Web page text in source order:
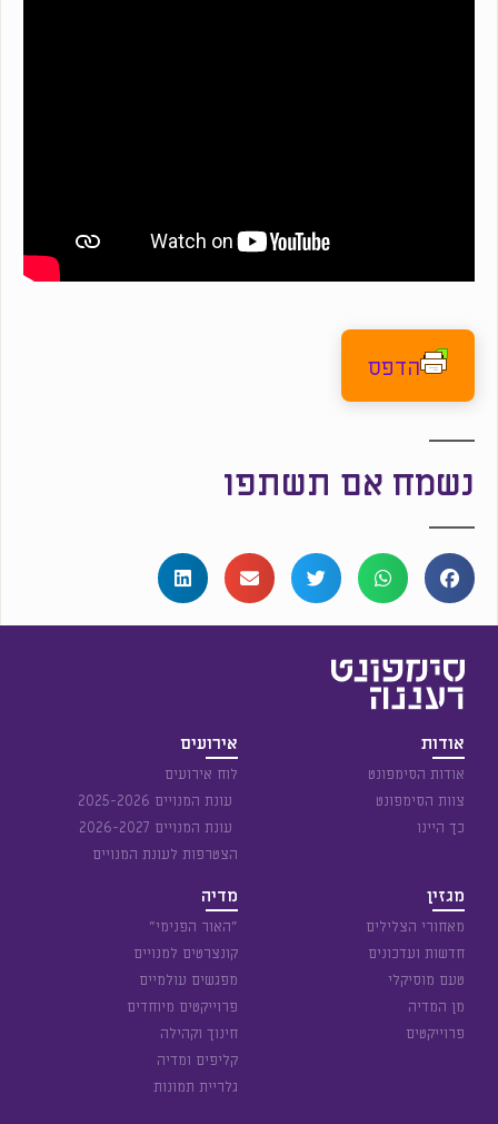
הדפס
נשמח אם תשתפו
אודות
אודות הסימפונט
צוות הסימפונט
כך היינו
אירועים
לוח אירועים
עונת המנויים 2025-2026
עונת המנויים 2026-2027
הצטרפות לעונת המנויים
מגזין
מאחורי הצלילים
חדשות ועדכונים
טעם מוסיקלי
מן המדיה
פרוייקטים
מדיה
״האור הפנימי״
קונצרטים למנויים
מפגשים עולמיים
פרוייקטים מיוחדים
חינוך וקהילה
קליפים ומדיה
גלריית תמונות